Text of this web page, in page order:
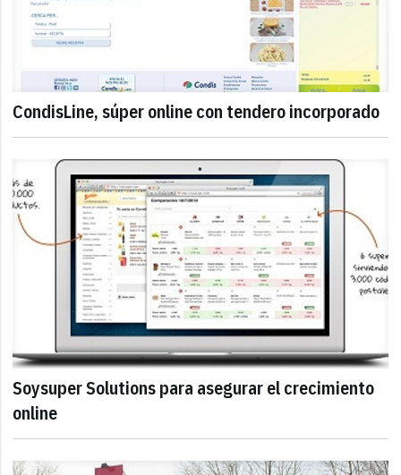
CondisLine, súper online con tendero incorporado
Soysuper Solutions para asegurar el crecimiento
online